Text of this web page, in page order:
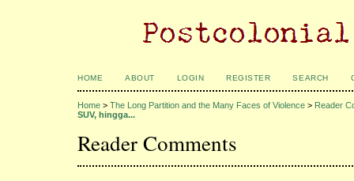
HOME ABOUT LOGIN REGISTER SEARCH
Home > The Long Partition and the Many Faces of Violence > Reader
SUV, hingga...
Reader Comments